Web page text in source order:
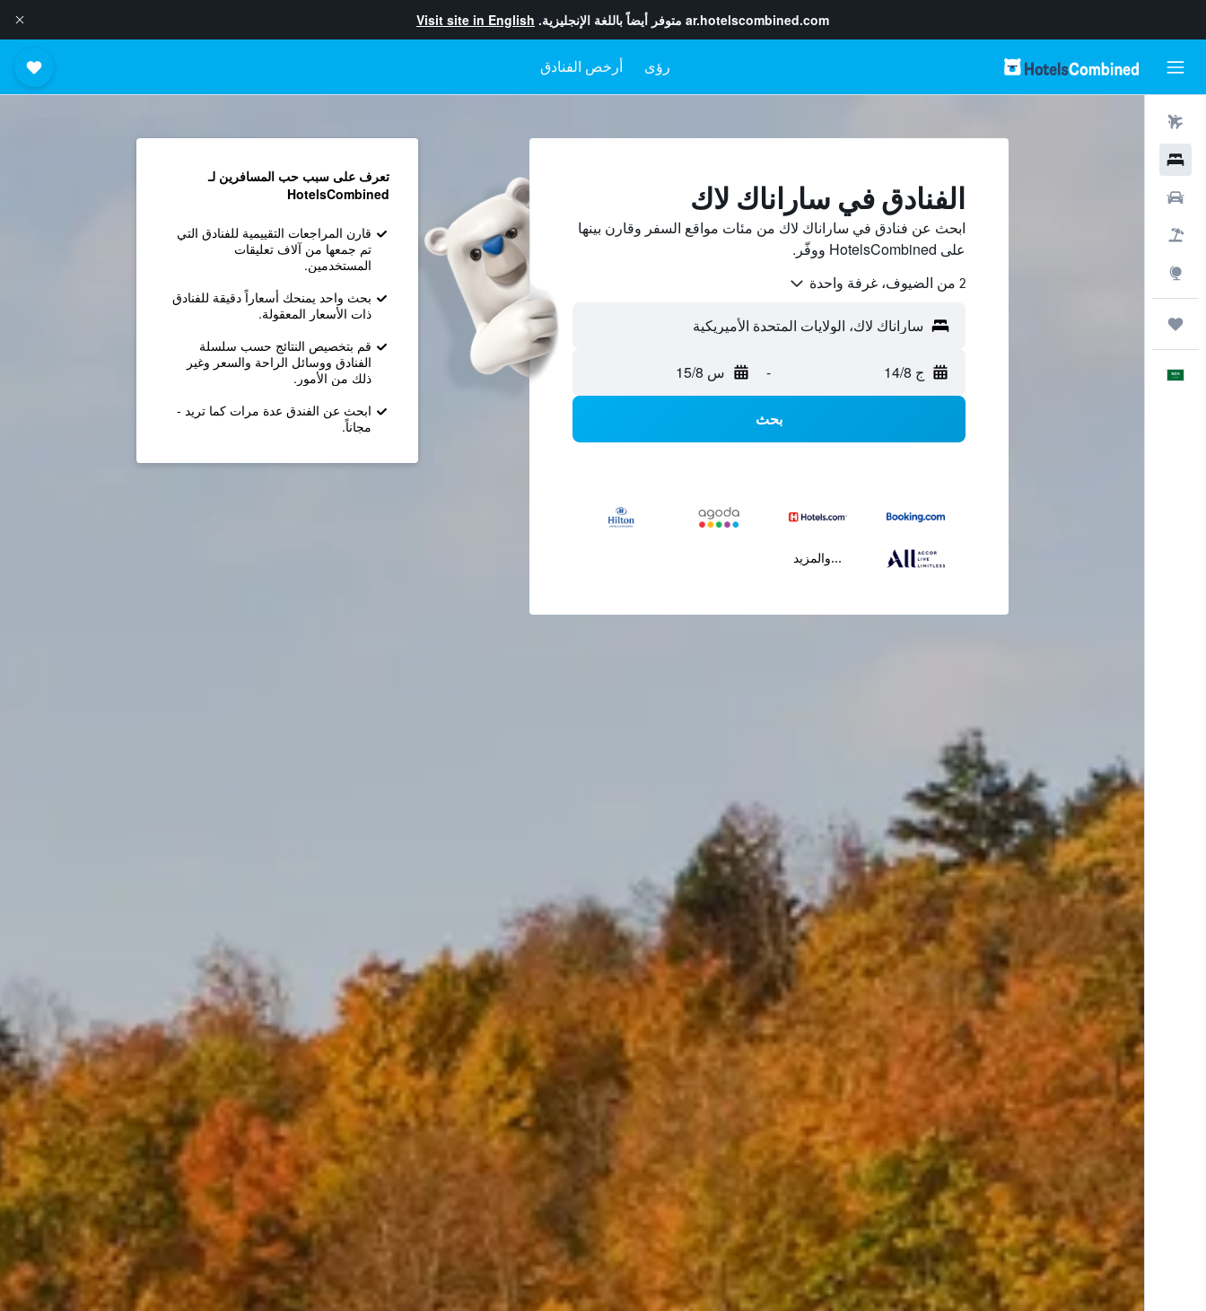
ar.hotelscombined.com متوفر أيضاً باللغة الإنجليزية. Visit site in English
رؤى أرخص الفنادق
الفنادق في ساراناك لاك
ابحث عن فنادق في ساراناك لاك من مئات مواقع السفر وقارن بينها
على HotelsCombined ووفّر.
2 من الضيوف، غرفة واحدة
ج 14/8 - س 15/8
بحث
...والمزيد
تعرف على سبب حب المسافرين لـ
HotelsCombined
قارن المراجعات التقييمية للفنادق التي
تم جمعها من آلاف تعليقات
المستخدمين.
بحث واحد يمنحك أسعاراً دقيقة للفنادق
ذات الأسعار المعقولة.
قم بتخصيص النتائج حسب سلسلة
الفنادق ووسائل الراحة والسعر وغير
ذلك من الأمور.
ابحث عن الفندق عدة مرات كما تريد -
مجاناً.